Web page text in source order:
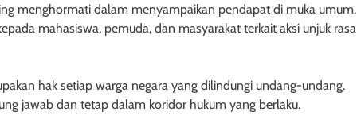
menghormati dalam menyampaikan pendapat di muka umum.
mahasiswa, pemuda, dan masyarakat terkait aksi unjuk rasa
hak setiap warga negara yang dilindungi undang-undang.
jawab dan tetap dalam koridor hukum yang berlaku.